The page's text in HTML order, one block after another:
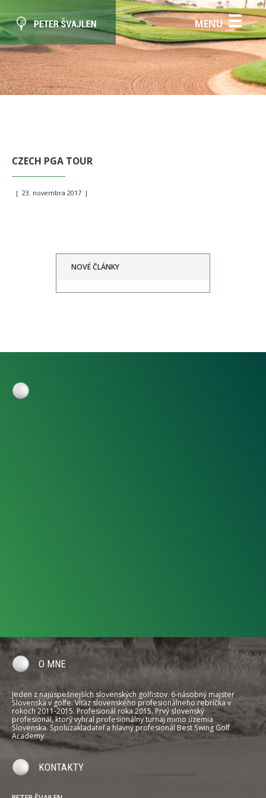
MENU☰
CZECH PGA TOUR
| 23. novembra 2017 |
NOVÉ ČLÁNKY
O MNE
Jeden z najúspešnejších slovenských golfistov. 6-násobný majster
Slovenska v golfe. Víťaz slovenského profesionálneho rebríčka v
rokoch 2011-2015. Profesionál roka 2015. Prvý slovenský
profesionál, ktorý vyhral profesionálny turnaj mimo územia
Slovenska. Spoluzakladateľ a hlavný profesionál Best Swing Golf
Academy.
KONTAKTY